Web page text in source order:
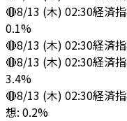
🔴8/13 (木) 02:30経済
0.1%
🔴8/13 (木) 02:30経済
🔴8/13 (木) 02:30経済
3.4%
🔴8/13 (木) 02:30経済
想: 0.2%